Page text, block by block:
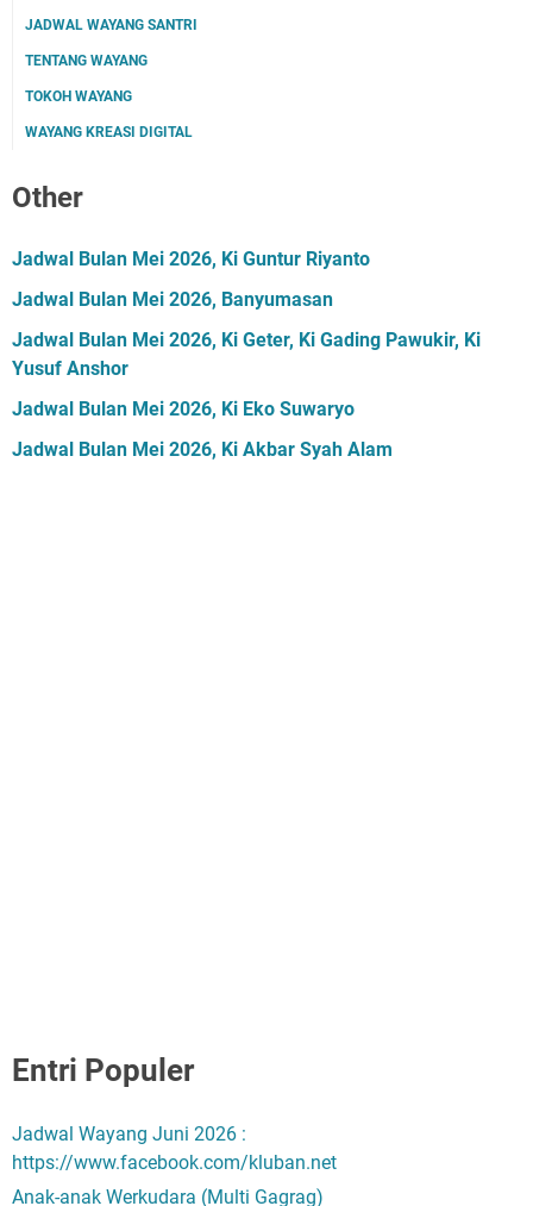
JADWAL WAYANG SANTRI
TENTANG WAYANG
TOKOH WAYANG
WAYANG KREASI DIGITAL
Other
Jadwal Bulan Mei 2026, Ki Guntur Riyanto
Jadwal Bulan Mei 2026, Banyumasan
Jadwal Bulan Mei 2026, Ki Geter, Ki Gading Pawukir, Ki
Yusuf Anshor
Jadwal Bulan Mei 2026, Ki Eko Suwaryo
Jadwal Bulan Mei 2026, Ki Akbar Syah Alam
Entri Populer
Jadwal Wayang Juni 2026 :
https://www.facebook.com/kluban.net
Anak-anak Werkudara (Multi Gagrag)